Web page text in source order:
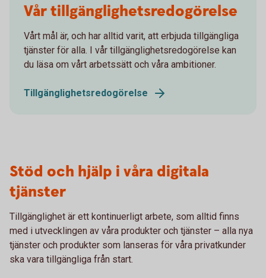
Vår tillgänglighetsredogörelse
Vårt mål är, och har alltid varit, att erbjuda tillgängliga
tjänster för alla. I vår tillgänglighetsredogörelse kan
du läsa om vårt arbetssätt och våra ambitioner.
Tillgänglighetsredogörelse
Stöd och hjälp i våra digitala
tjänster
Tillgänglighet är ett kontinuerligt arbete, som alltid finns
med i utvecklingen av våra produkter och tjänster – alla nya
tjänster och produkter som lanseras för våra privatkunder
ska vara tillgängliga från start.